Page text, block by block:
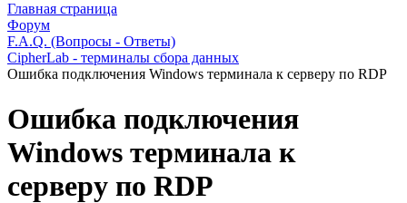
Главная страница
Форум
F.A.Q. (Вопросы - Ответы)
CipherLab - терминалы сбора данных
Ошибка подключения Windows терминала к серверу по RDP
Ошибка подключения
Windows терминала к
серверу по RDP